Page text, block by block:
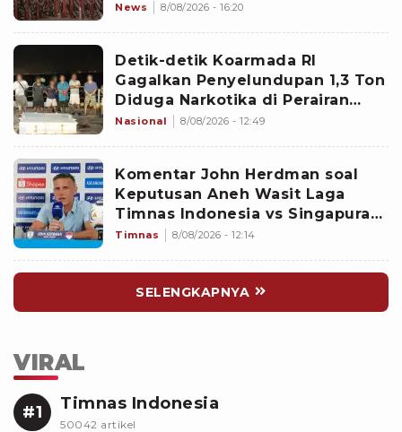
News 8/08/2026 - 16:20
Detik-detik Koarmada RI
Gagalkan Penyelundupan 1,3 Ton
Diduga Narkotika di Perairan
Bintan
Nasional 8/08/2026 - 12:49
Komentar John Herdman soal
Keputusan Aneh Wasit Laga
Timnas Indonesia vs Singapura
di Piala AFF 2026: Percuma
Timnas 8/08/2026 - 12:14
SELENGKAPNYA
VIRAL
#1 Timnas Indonesia
50042 artikel